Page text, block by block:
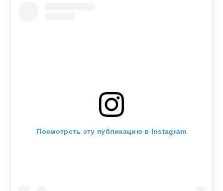
Посмотреть эту публикацию в Instagram